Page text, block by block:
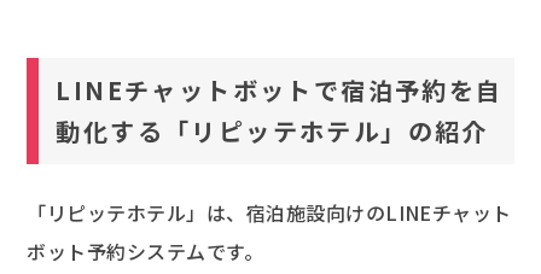
LINEチャットボットで宿泊予約を自
動化する「リピッテホテル」の紹介
「リピッテホテル」は、宿泊施設向けのLINEチャット
ボット予約システムです。